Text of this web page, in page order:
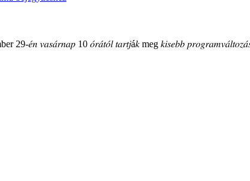
𝑣𝑎𝑠𝑎́𝑟𝑛𝑎𝑝 10 𝑜́𝑟𝑎́𝑡𝑜́𝑙 𝑡𝑎𝑟𝑡𝑗á𝑘 meg 𝑘𝑖𝑠𝑒𝑏𝑏